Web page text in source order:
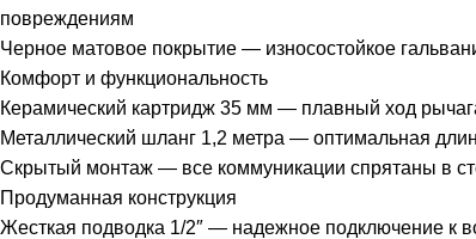
повреждениям
Черное матовое покрытие — износостойкое
Комфорт и функциональность
Керамический картридж 35 мм — плавный ход
Металлический шланг 1,2 метра — оптимальная
Скрытый монтаж — все коммуникации спрятаны в
Продуманная конструкция
Жесткая подводка 1/2″ — надежное подключение к